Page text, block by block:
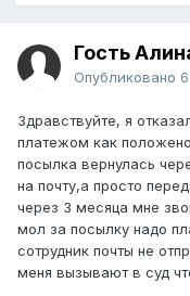
Гость
Опубликовано
Здравствуйте, я
платежом как
посылка вернулась
на почту,а просто
через 3 месяца мне
мол за посылку надо
сотрудник почты не
меня вызывают в суд